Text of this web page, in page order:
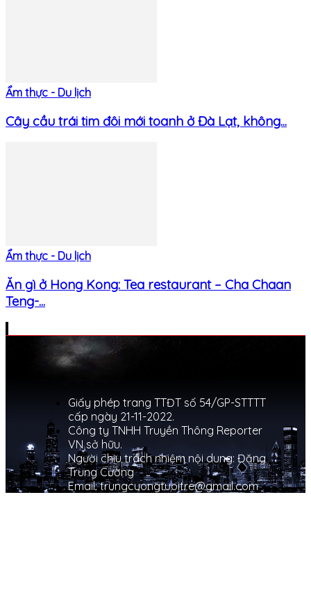
Ẩm thực - Du lịch
Cây cầu trái tim đôi mới toanh ở Đà Lạt, không...
Ẩm thực - Du lịch
Ăn gì ở Hong Kong: Tea restaurant – Cha Chaan
Teng-...
Giấy phép trang TTĐT số 54/GP-STTTT
cấp ngày 21-11-2022.
Công ty TNHH Truyền Thông Reporter
VN sở hữu.
Người chịu trách nhiệm nội dung: Đặng
Trung Cường
Email: trungcuongtuoitre@gmail.com